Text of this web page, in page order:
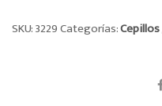
SKU:3229Categorías: